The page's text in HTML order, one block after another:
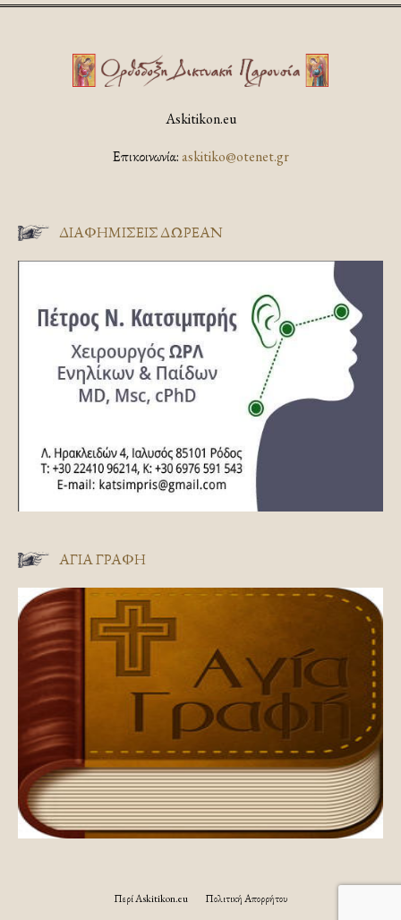
Askitikon.eu
Επικοινωνία:askitiko@otenet.gr
ΔΙΑΦΗΜΊΣΕΙΣ ΔΩΡΕΆΝ
ΑΓΊΑ ΓΡΑΦΉ
Περί Askitikon.eu Πολιτική Απορρήτου